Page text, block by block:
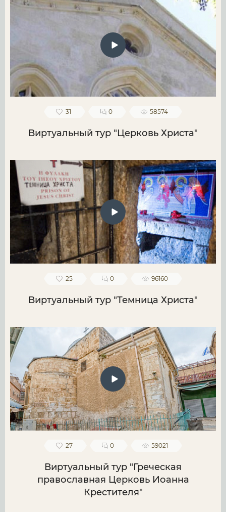
31 0 58574
Виртуальный тур "Церковь Христа"
25 0 96160
Виртуальный тур "Темница Христа"
27 0 59021
Виртуальный тур "Греческая
православная Церковь Иоанна
Крестителя"